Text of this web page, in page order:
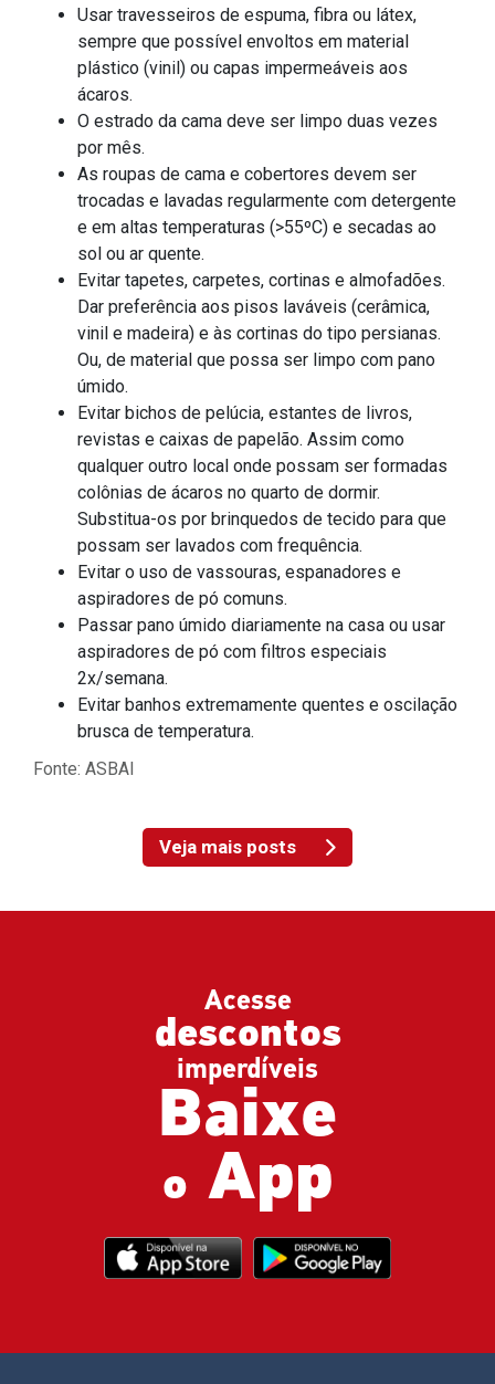
Usar travesseiros de espuma, fibra ou látex,
sempre que possível envoltos em material
plástico (vinil) ou capas impermeáveis aos
ácaros.
O estrado da cama deve ser limpo duas vezes
por mês.
As roupas de cama e cobertores devem ser
trocadas e lavadas regularmente com detergente
e em altas temperaturas (>55ºC) e secadas ao
sol ou ar quente.
Evitar tapetes, carpetes, cortinas e almofadões.
Dar preferência aos pisos laváveis (cerâmica,
vinil e madeira) e às cortinas do tipo persianas.
Ou, de material que possa ser limpo com pano
úmido.
Evitar bichos de pelúcia, estantes de livros,
revistas e caixas de papelão. Assim como
qualquer outro local onde possam ser formadas
colônias de ácaros no quarto de dormir.
Substitua-os por brinquedos de tecido para que
possam ser lavados com frequência.
Evitar o uso de vassouras, espanadores e
aspiradores de pó comuns.
Passar pano úmido diariamente na casa ou usar
aspiradores de pó com filtros especiais
2x/semana.
Evitar banhos extremamente quentes e oscilação
brusca de temperatura.
Fonte: ASBAI
Veja mais posts
Acesse
descontos
imperdíveis
Baixe
o App